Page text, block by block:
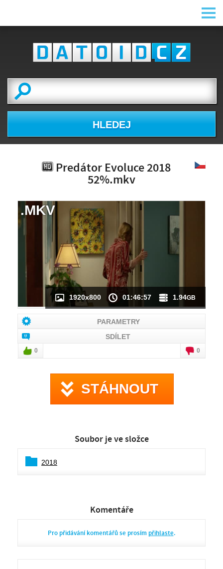
HLEDEJ
Predátor Evoluce 2018
52%.mkv
NÁHLED VIDEA
NENÍ K DISPOZICI
1920x800 01:46:57 1.94GB
.MKV
PARAMETRY
SDÍLET
0 0
STÁHNOUT
Soubor je ve složce
2018
Komentáře
Pro přidávání komentářů se prosím přihlaste.